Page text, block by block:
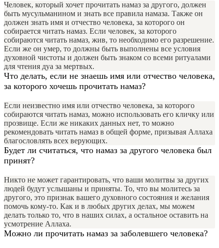
Человек, который хочет прочитать намаз за другого, должен
быть мусульманином и знать все правила намаза. Также он
должен знать имя и отчество человека, за которого он
собирается читать намаз. Если человек, за которого
собираются читать намаз, жив, то необходимо его разрешение.
Если же он умер, то должны быть выполнены все условия
духовной чистоты и должен быть знаком со всеми ритуалами
для чтения дуа за мертвых.
Что делать, если не знаешь имя или отчество человека,
за которого хочешь прочитать намаз?
Если неизвестно имя или отчество человека, за которого
собираются читать намаз, можно использовать его кличку или
прозвище. Если же никаких данных нет, то можно
рекомендовать читать намаз в общей форме, призывая Аллаха
благословлять всех верующих.
Будет ли считаться, что намаз за другого человека был
принят?
Никто не может гарантировать, что ваши молитвы за других
людей будут услышаны и приняты. То, что вы молитесь за
другого, это признак вашего духовного состояния и желания
помочь кому-то. Как и в любых других делах, мы можем
делать только то, что в наших силах, а остальное оставить на
усмотрение Аллаха.
Можно ли прочитать намаз за заболевшего человека?